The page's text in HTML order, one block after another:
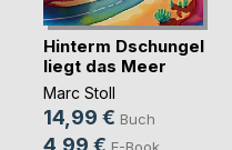
Hinterm Dschungel
liegt das Meer
Marc Stoll
14,99 € Buch
4,99 €